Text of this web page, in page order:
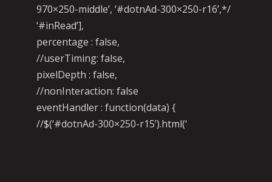
970×250-middle’, ‘#dotnAd-300×250-r16’,*/
‘#inRead’],
percentage : false,
//userTiming: false,
pixelDepth : false,
//nonInteraction: false
eventHandler : function(data) {
//$(‘#dotnAd-300×250-r15’).html(‘